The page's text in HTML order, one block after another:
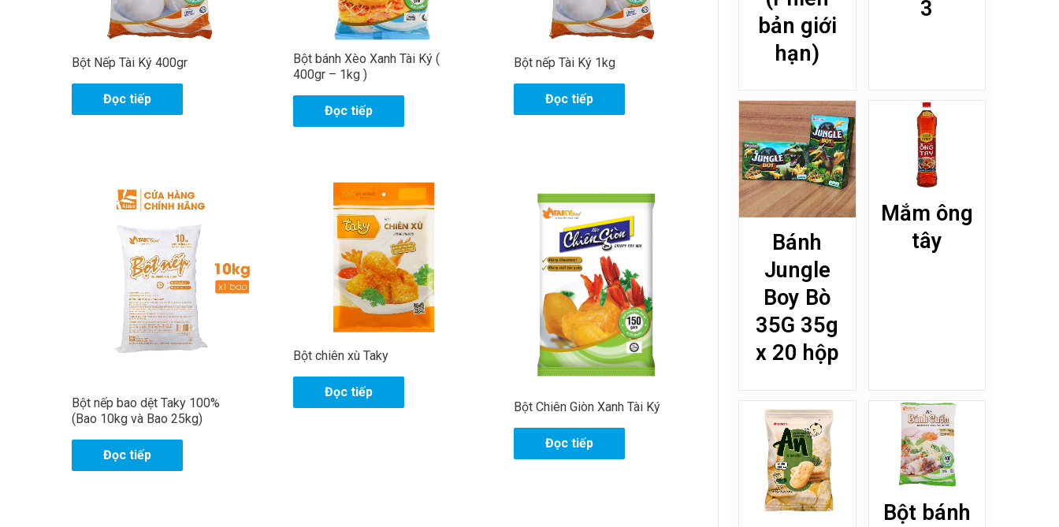
Bột Nếp Tài Ký 400gr
Đọc tiếp
Bột bánh Xèo Xanh Tài Ký (
400gr – 1kg )
Đọc tiếp
Bột nếp Tài Ký 1kg
Đọc tiếp
Bột nếp bao dệt Taky 100%
(Bao 10kg và Bao 25kg)
Đọc tiếp
Bột chiên xù Taky
Đọc tiếp
Bột Chiên Giòn Xanh Tài Ký
Đọc tiếp
bản giới
hạn)
3
Bánh
Jungle
Boy Bò
35G 35g
x 20 hộp
Mắm ông
tây
Bột bánh
H
ê
đ
ệ
n
h
o
ạ
i
Gửi